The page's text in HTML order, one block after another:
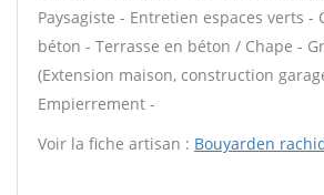
Paysagiste - Entretien espaces verts -
béton - Terrasse en béton / Chape -
(Extension maison, construction
Empierrement -
Voir la fiche artisan : Bouyarden